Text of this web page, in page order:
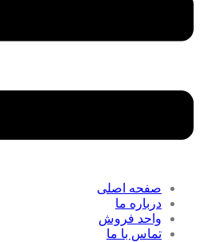
صفحه اصلی
درباره ما
واحد فروش
تماس با ما